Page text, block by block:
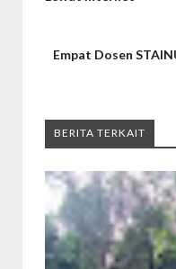
Empat Dosen
BERITA TERKAIT